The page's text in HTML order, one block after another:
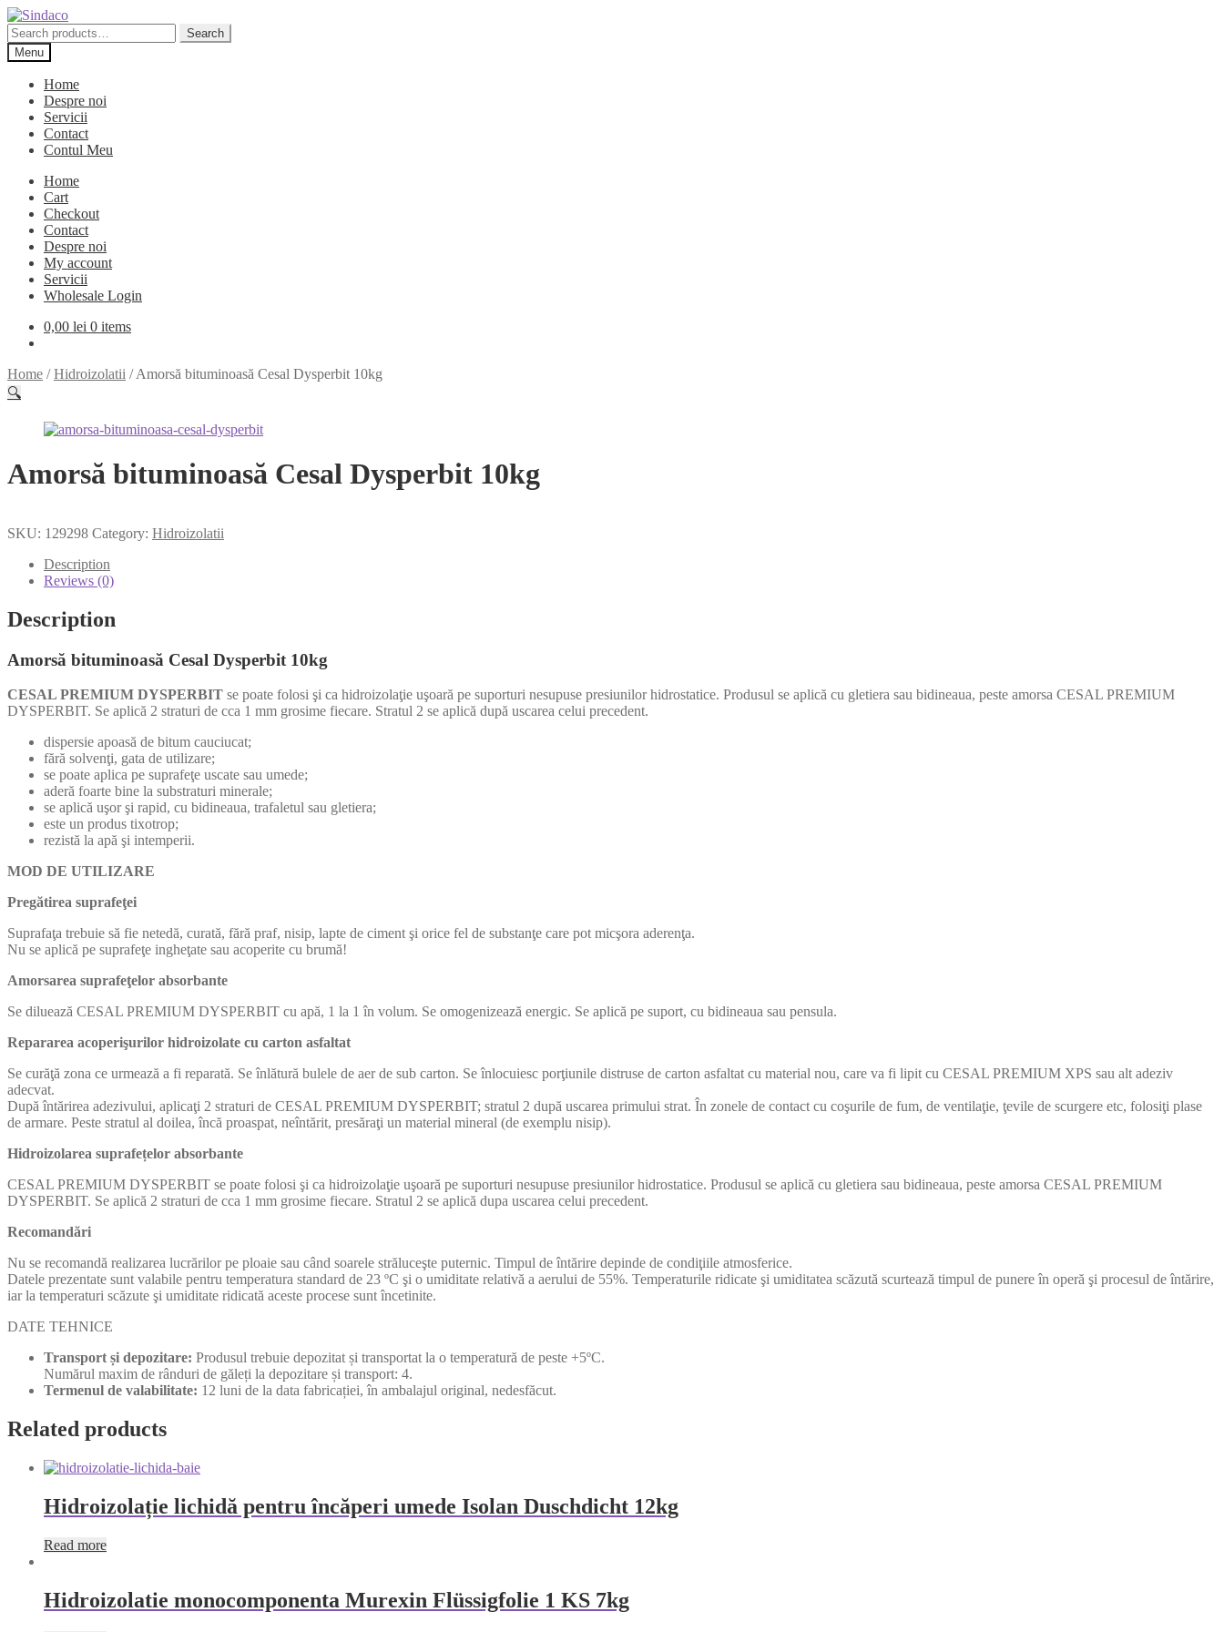
Skip
to
navigation
Skip
to
content
Search
for:
Search
Menu
Home
Despre noi
Servicii
Contact
Contul Meu
Home
Cart
Checkout
Contact
Despre noi
My account
Servicii
Wholesale Login
0,00 lei 0 items
Home /Hidroizolatii /Amorsă bituminoasă Cesal Dysperbit 10kg
🔍
Amorsă bituminoasă Cesal Dysperbit 10kg
SKU: 129298 Category: Hidroizolatii
Description
Reviews (0)
Description
Amorsă bituminoasă Cesal Dysperbit 10kg
CESAL PREMIUM DYSPERBIT se poate folosi şi ca hidroizolaţie uşoară pe suporturi nesupuse presiunilor hidrostatice. Produsul se aplică cu gletiera sau bidineaua, peste amorsa CESAL PREMIUM
DYSPERBIT. Se aplică 2 straturi de cca 1 mm grosime fiecare. Stratul 2 se aplică după uscarea celui precedent.
dispersie apoasă de bitum cauciucat;
fără solvenţi, gata de utilizare;
se poate aplica pe suprafeţe uscate sau umede;
aderă foarte bine la substraturi minerale;
se aplică uşor şi rapid, cu bidineaua, trafaletul sau gletiera;
este un produs tixotrop;
rezistă la apă şi intemperii.
MOD DE UTILIZARE
Pregătirea suprafeţei
Suprafaţa trebuie să fie netedă, curată, fără praf, nisip, lapte de ciment şi orice fel de substanţe care pot micşora aderenţa.
Nu se aplică pe suprafeţe ingheţate sau acoperite cu brumă!
Amorsarea suprafeţelor absorbante
Se diluează CESAL PREMIUM DYSPERBIT cu apă, 1 la 1 în volum. Se omogenizează energic. Se aplică pe suport, cu bidineaua sau pensula.
Repararea acoperişurilor hidroizolate cu carton asfaltat
Se curăţă zona ce urmează a fi reparată. Se înlătură bulele de aer de sub carton. Se înlocuiesc porţiunile distruse de carton asfaltat cu material nou, care va fi lipit cu CESAL PREMIUM XPS sau alt adeziv
adecvat.
După întărirea adezivului, aplicaţi 2 straturi de CESAL PREMIUM DYSPERBIT; stratul 2 după uscarea primului strat. În zonele de contact cu coşurile de fum, de ventilaţie, ţevile de scurgere etc, folosiţi plase
de armare. Peste stratul al doilea, încă proaspat, neîntărit, presăraţi un material mineral (de exemplu nisip).
Hidroizolarea suprafețelor absorbante
CESAL PREMIUM DYSPERBIT se poate folosi şi ca hidroizolaţie uşoară pe suporturi nesupuse presiunilor hidrostatice. Produsul se aplică cu gletiera sau bidineaua, peste amorsa CESAL PREMIUM
DYSPERBIT. Se aplică 2 straturi de cca 1 mm grosime fiecare. Stratul 2 se aplică dupa uscarea celui precedent.
Recomandări
Nu se recomandă realizarea lucrărilor pe ploaie sau când soarele străluceşte puternic. Timpul de întărire depinde de condiţiile atmosferice.
Datele prezentate sunt valabile pentru temperatura standard de 23 ºC şi o umiditate relativă a aerului de 55%. Temperaturile ridicate şi umiditatea scăzută scurtează timpul de punere în operă şi procesul de întărire,
iar la temperaturi scăzute şi umiditate ridicată aceste procese sunt încetinite.
DATE TEHNICE
Transport și depozitare: Produsul trebuie depozitat și transportat la o temperatură de peste +5ºC.
Numărul maxim de rânduri de găleți la depozitare și transport: 4.
Termenul de valabilitate: 12 luni de la data fabricației, în ambalajul original, nedesfăcut.
Related products
Hidroizolație lichidă pentru încăperi umede Isolan Duschdicht 12kg
Read more
Hidroizolatie monocomponenta Murexin Flüssigfolie 1 KS 7kg